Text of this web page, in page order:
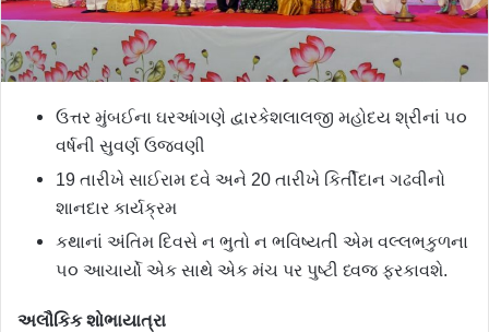
ઉત્તર મુંબઈના ઘરઆંગણે દ્વારકેશલાલજી મહોદય શ્રીનાં ૫૦
વર્ષની સુવર્ણ ઉજવણી
19 તારીખે સાઈરામ દવે અને 20 તારીખે કિર્તીદાન ગઢવીનો
શાનદાર કાર્યક્રમ
કથાનાં અંતિમ દિવસે ન ભુતો ન ભવિષ્યતી એમ વલ્લભકુળના
૫૦ આચાર્યો એક સાથે એક મંચ પર પુષ્ટી ધ્વજ ફરકાવશે.
અલૌકિકશોભાયાત્રા